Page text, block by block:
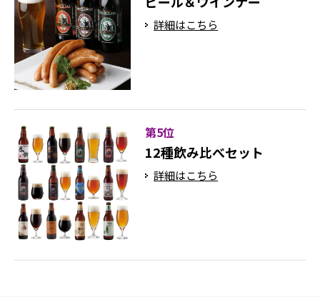
詳細はこちら
第5位
12種飲み比べセット
詳細はこちら